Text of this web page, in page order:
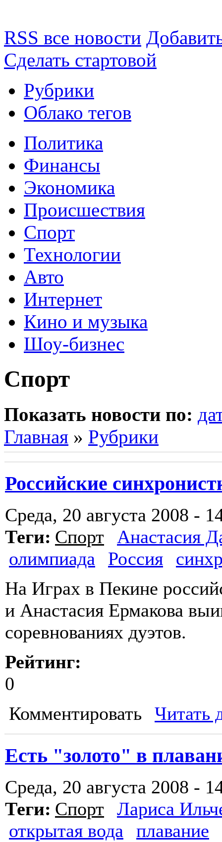
RSS все новости
Сделать стартовой
Рубрики
Облако тегов
Политика
Финансы
Экономика
Происшествия
Спорт
Технологии
Авто
Интернет
Кино и музыка
Шоу-бизнес
Спорт
Показать новости по:
Главная » Рубрики
Российские
Среда, 20 августа 2008 -
Теги: Спорт
Анастасия
олимпиада
Россия
На Играх в Пекине
и Анастасия Ермакова
соревнованиях дуэтов.
Рейтинг:
0
Комментировать
Читать
Есть "золото" в
Среда, 20 августа 2008 -
Теги: Спорт
Лариса
открытая вода
плавание